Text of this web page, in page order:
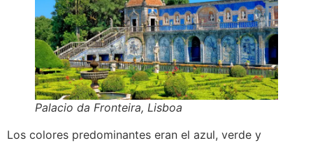
Palacio da Fronteira, Lisboa
Los colores predominantes eran el azul, verde y